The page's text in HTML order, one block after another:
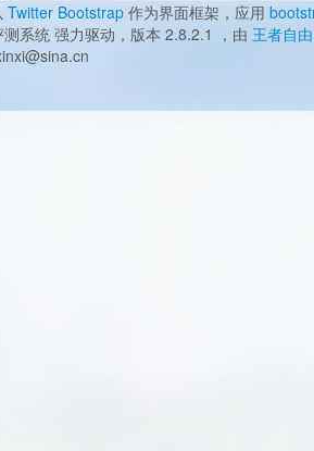
Twitter Bootstrap 作为界面框架，应用
系统 强力驱动，版本 2.8.2.1 ，由 王者自由